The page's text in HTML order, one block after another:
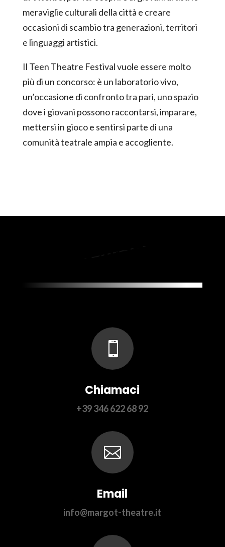
meraviglie culturali della città e creare
occasioni di scambio tra generazioni, territori
e linguaggi artistici.
Il Teen Theatre Festival vuole essere molto
più di un concorso: è un laboratorio vivo,
un’occasione di confronto tra pari, uno spazio
dove i giovani possono raccontarsi, imparare,
mettersi in gioco e sentirsi parte di una
comunità teatrale ampia e accogliente.

Chiamaci
+39 346 622 68 92

Email
info@margot-theatre.it